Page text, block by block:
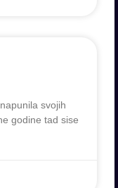
svojih
godine tad sise